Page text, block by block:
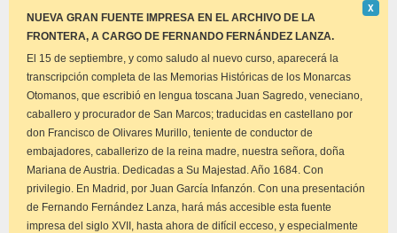
NUEVA GRAN FUENTE IMPRESA EN EL ARCHIVO DE LA
FRONTERA, A CARGO DE FERNANDO FERNÁNDEZ LANZA.
este
Χ
El 15 de septiembre, y como saludo al nuevo curso, aparecerá la
transcripción completa de las Memorias Históricas de los Monarcas
Otomanos, que escribió en lengua toscana Juan Sagredo, veneciano,
caballero y procurador de San Marcos; traducidas en castellano por
don Francisco de Olivares Murillo, teniente de conductor de
embajadores, caballerizo de la reina madre, nuestra señora, doña
Mariana de Austria. Dedicadas a Su Majestad. Año 1684. Con
privilegio. En Madrid, por Juan García Infanzón. Con una presentación
de Fernando Fernández Lanza, hará más accesible esta fuente
impresa del siglo XVII, hasta ahora de difícil ecceso, y especialmente